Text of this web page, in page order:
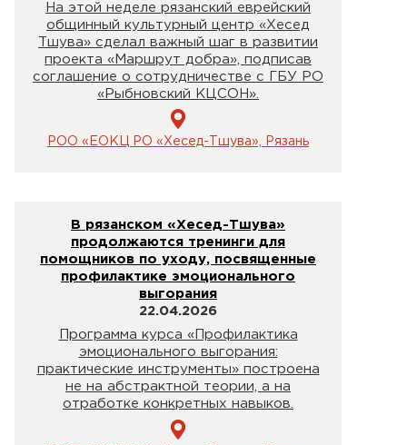
На этой неделе рязанский еврейский
общинный культурный центр «Хесед
Тшува» сделал важный шаг в развитии
проекта «Маршрут добра», подписав
соглашение о сотрудничестве с ГБУ РО
«Рыбновский КЦСОН».
РОО «ЕОКЦ РО «Хесед-Тшува», Рязань
В рязанском «Хесед-Тшува»
продолжаются тренинги для
помощников по уходу, посвященные
профилактике эмоционального
выгорания
22.04.2026
Программа курса «Профилактика
эмоционального выгорания:
практические инструменты» построена
не на абстрактной теории, а на
отработке конкретных навыков.